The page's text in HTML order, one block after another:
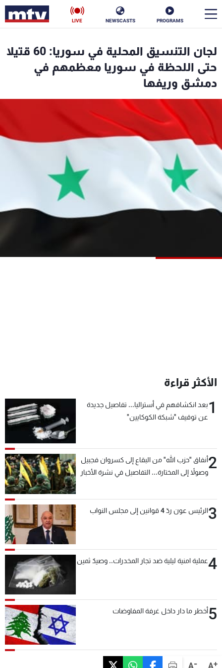
PROGRAMS
NEWSCASTS
LIVE
A+
A-
لجان التنسيق المحلية في سوريا: 60 قتيلا
حتى اللحظة في سوريا معظمهم في
دمشق وريفها
الأكثر قراءة
1بعد انكشافهم في أستراليا... تفاصيل جديدة
عن توقيف "شبكة الكوكايين"
2أنفاق "حزب الله" من البقاع إلى كسروان فجبيل
وصولاً إلى المختارة... التفاصيل في نشرة الأخبار
3الرئيس عون ردّ 4 قوانين إلى مجلس النواب
4عملية امنية ليلية ضد تجار المخدرات.. وصيدٌ ثمين
5أخطر ما دار داخل غرفة المفاوضات
الأخبار
سياسة
إقتصاد فن
منوعات رياضة
كأس العالم
البرامج